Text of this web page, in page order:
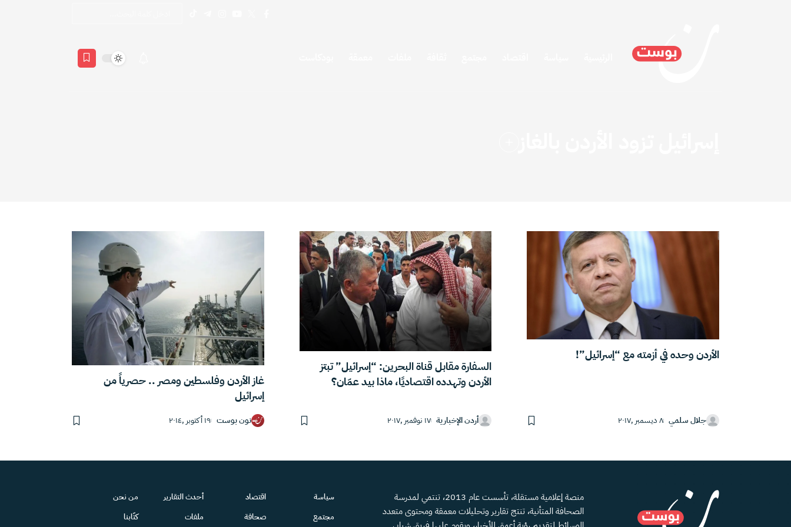
الأردن وحده في أزمته مع “إسرائيل”!
جلال سلمي ٨ ديسمبر ,٢٠١٧
السفارة مقابل قناة البحرين: “إسرائيل” تبتز
الأردن وتهدده اقتصاديًا، ماذا بيد عمّان؟
أردن الإخبارية ١٧ نوفمبر ,٢٠١٧
غاز الأردن وفلسطين ومصر .. حصرياً من
إسرائيل
نون بوست ١٩ أكتوبر ,٢٠١٤
منصة إعلامية مستقلة، تأسست عام 2013، تنتمي لمدرسة
الصحافة المتأنية، تنتج تقارير وتحليلات معمقة ومحتوى متعدد
سياسة
مجتمع
اقتصاد
صحافة
أحدث التقارير
ملفات
من نحن
كتّابنا